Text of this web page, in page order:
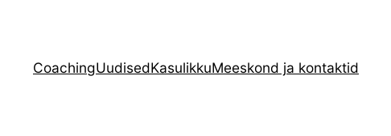
CoachingUudisedKasulikkuMeeskond ja kontaktid